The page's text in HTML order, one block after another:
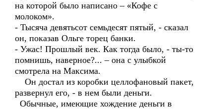
на которой было написано – «Кофе с
молоком».
- Тысяча девятьсот семьдесят пятый, - сказал
он, показав Ольге торец банки.
- Ужас! Прошлый век. Как тогда было, - ты-то
помнишь, наверное?... – она с улыбкой
смотрела на Максима.
Он достал из коробки целлофановый пакет,
развернул его, - в нем были деньги.
Обычные, имеющие хождение деньги в